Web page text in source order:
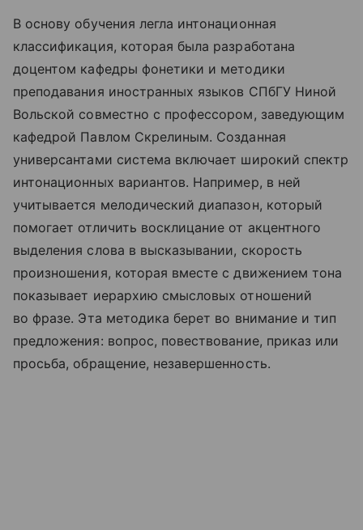
В основу обучения легла интонационная
классификация, которая была разработана
доцентом кафедры фонетики и методики
преподавания иностранных языков СПбГУ Ниной
Вольской совместно с профессором, заведующим
кафедрой Павлом Скрелиным. Созданная
универсантами система включает широкий спектр
интонационных вариантов. Например, в ней
учитывается мелодический диапазон, который
помогает отличить восклицание от акцентного
выделения слова в высказывании, скорость
произношения, которая вместе с движением тона
показывает иерархию смысловых отношений
во фразе. Эта методика берет во внимание и тип
предложения: вопрос, повествование, приказ или
просьба, обращение, незавершенность.